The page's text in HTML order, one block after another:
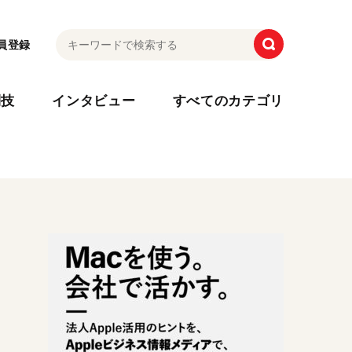
登録
インタビュー すべてのカテゴリ